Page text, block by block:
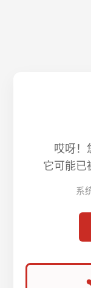
哎呀！
它可能已
系